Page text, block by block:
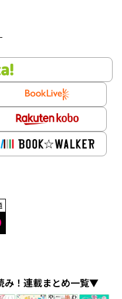
み！連載まとめ一覧▼